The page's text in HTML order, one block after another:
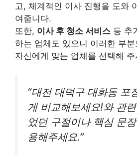
고, 체계적인 이사 진행을 도와
여줍니다.
또한, 이사 후 청소 서비스 등 추
하는 업체도 있으니 이러한 부
자신에게 맞는 업체를 선택해
“대전 대덕구 대화동 포
게 비교해보세요!와 관
었던 구절이나 핵심 문
용해주세요.”